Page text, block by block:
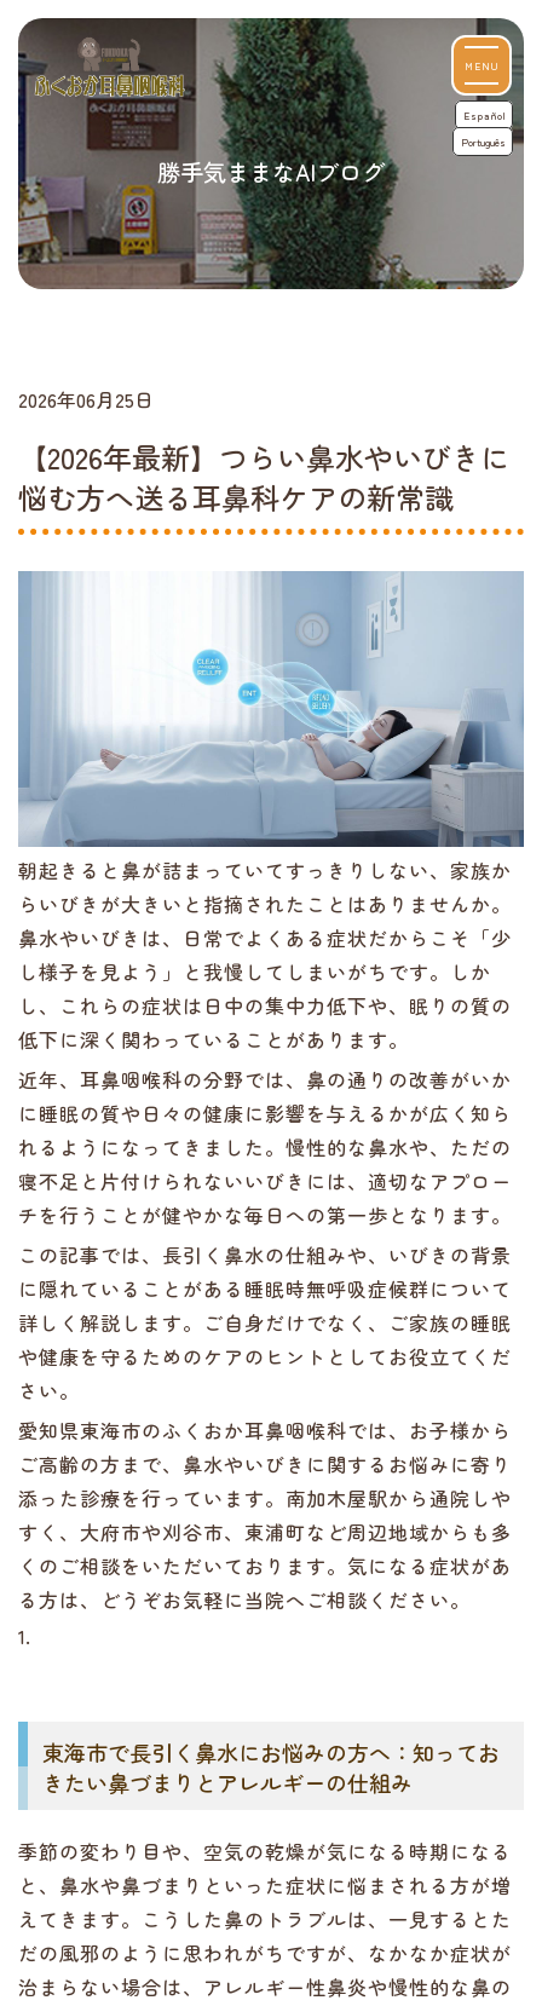
MENU
Español
Português
勝手気ままなAIブログ
2026年06月25日
【2026年最新】つらい鼻水やいびきに
悩む方へ送る耳鼻科ケアの新常識
朝起きると鼻が詰まっていてすっきりしない、家族か
らいびきが大きいと指摘されたことはありませんか。
鼻水やいびきは、日常でよくある症状だからこそ「少
し様子を見よう」と我慢してしまいがちです。しか
し、これらの症状は日中の集中力低下や、眠りの質の
低下に深く関わっていることがあります。
近年、耳鼻咽喉科の分野では、鼻の通りの改善がいか
に睡眠の質や日々の健康に影響を与えるかが広く知ら
れるようになってきました。慢性的な鼻水や、ただの
寝不足と片付けられないいびきには、適切なアプロー
チを行うことが健やかな毎日への第一歩となります。
この記事では、長引く鼻水の仕組みや、いびきの背景
に隠れていることがある睡眠時無呼吸症候群について
詳しく解説します。ご自身だけでなく、ご家族の睡眠
や健康を守るためのケアのヒントとしてお役立てくだ
さい。
愛知県東海市のふくおか耳鼻咽喉科では、お子様から
ご高齢の方まで、鼻水やいびきに関するお悩みに寄り
添った診療を行っています。南加木屋駅から通院しや
すく、大府市や刈谷市、東浦町など周辺地域からも多
くのご相談をいただいております。気になる症状があ
る方は、どうぞお気軽に当院へご相談ください。
1.
東海市で長引く鼻水にお悩みの方へ：知ってお
きたい鼻づまりとアレルギーの仕組み
季節の変わり目や、空気の乾燥が気になる時期になる
と、鼻水や鼻づまりといった症状に悩まされる方が増
えてきます。こうした鼻のトラブルは、一見するとた
だの風邪のように思われがちですが、なかなか症状が
治まらない場合は、アレルギー性鼻炎や慢性的な鼻の